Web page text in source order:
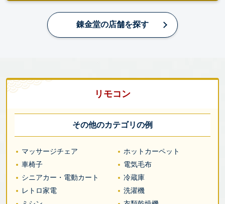
錬金堂の店舗を探す
リモコン
その他のカテゴリの例
マッサージチェア
ホットカーペット
車椅子
電気毛布
シニアカー・電動カート
冷蔵庫
レトロ家電
洗濯機